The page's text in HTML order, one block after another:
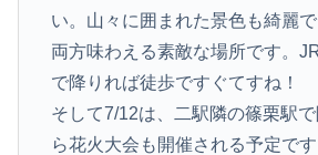
い。山々に囲まれた景色も綺麗
両方味わえる素敵な場所です。
で降りれば徒歩ですぐてすね！
そして7/12は、二駅隣の篠栗駅
ら花火大会も開催される予定です